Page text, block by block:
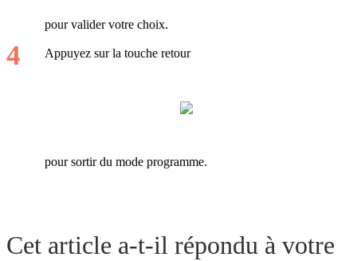
pour valider votre choix.
Appuyez sur la touche retour
pour sortir du mode programme.
Cet article a-t-il répondu à votre